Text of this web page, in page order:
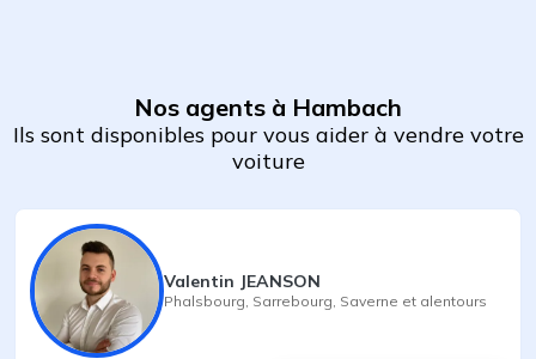
Nos agents à Hambach
Ils sont disponibles pour vous aider à vendre votre
voiture
Valentin JEANSON
Phalsbourg Sarrebourg Saverne et alentours